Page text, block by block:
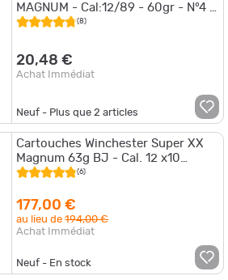
MAGNUM - Cal:12/89 - 60gr - N°4 -
X10
(8)
20,48 €
Achat Immédiat
Neuf - Plus que2 articles
Cartouches Winchester Super XX
Magnum 63g BJ - Cal. 12 x10
boites
(6)
177,00 €
au lieu de194,00 €
Achat Immédiat
Neuf - En stock